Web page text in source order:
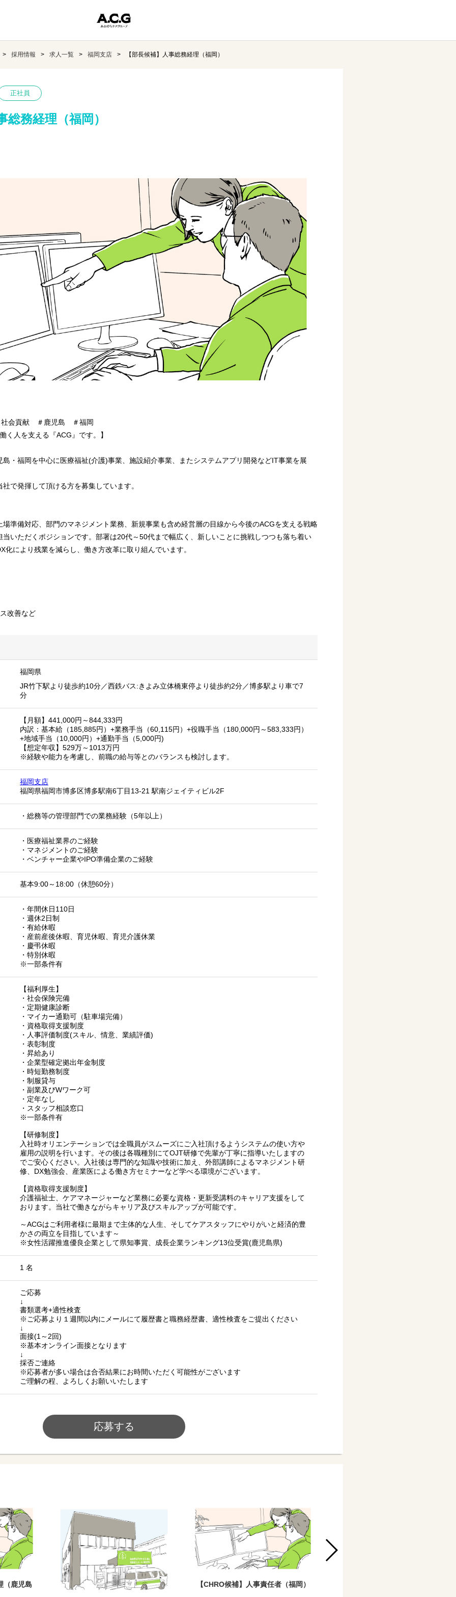
採用情報 求人一覧 福岡支店 【部長候補】人事総務経理（福岡）
正社員
総務経理（福岡）
会貢献 ＃鹿児島 ＃福岡
く人を支える『ACG』です。】
・福岡を中心に医療福祉(介護)事業、施設紹介事業、またシステムアプリ開発などIT事業を展
で発揮して頂ける方を募集しています。
準備対応、部門のマネジメント業務、新規事業も含め経営層の目線から今後のACGを支える戦略
いただくポジションです。部署は20代～50代まで幅広く、新しいことに挑戦しつつも落ち着い
化により残業を減らし、働き方改革に取り組んでいます。
改善など
福岡県
JR竹下駅より徒歩約10分／西鉄バス:きよみ立体橋東停より徒歩約2分／博多駅より車で7
分
【月額】441,000円～844,333円
内訳：基本給（185,885円）+業務手当（60,115円）+役職手当（180,000円～583,333円）
+地域手当（10,000円）+通勤手当（5,000円)
【想定年収】529万～1013万円
※経験や能力を考慮し、前職の給与等とのバランスも検討します。
福岡支店
福岡県福岡市博多区博多駅南6丁目13-21 駅南ジェイティビル2F
・総務等の管理部門での業務経験（5年以上）
・医療福祉業界のご経験
・マネジメントのご経験
・ベンチャー企業やIPO準備企業のご経験
基本9:00～18:00（休憩60分）
・年間休日110日
・週休2日制
・有給休暇
・産前産後休暇、育児休暇、育児介護休業
・慶弔休暇
・特別休暇
※一部条件有
【福利厚生】
・社会保険完備
・定期健康診断
・マイカー通勤可（駐車場完備）
・資格取得支援制度
・人事評価制度(スキル、情意、業績評価)
・表彰制度
・昇給あり
・企業型確定拠出年金制度
・時短勤務制度
・制服貸与
・副業及びWワーク可
・定年なし
・スタッフ相談窓口
※一部条件有
【研修制度】
入社時オリエンテーションでは全職員がスムーズにご入社頂けるようシステムの使い方や
雇用の説明を行います。その後は各職種別にてOJT研修で先輩が丁寧に指導いたしますの
でご安心ください。入社後は専門的な知識や技術に加え、外部講師によるマネジメント研
修、DX勉強会、産業医による働き方セミナーなど学べる環境がございます。
【資格取得支援制度】
介護福祉士、ケアマネージャーなど業務に必要な資格・更新受講料のキャリア支援をして
おります。当社で働きながらキャリア及びスキルアップが可能です。
～ACGはご利用者様に最期まで主体的な人生、そしてケアスタッフにやりがいと経済的豊
かさの両立を目指しています～
※女性活躍推進優良企業として県知事賞、成長企業ランキング13位受賞(鹿児島県)
1 名
ご応募
↓
書類選考+適性検査
※ご応募より１週間以内にメールにて履歴書と職務経歴書、適性検査をご提出ください
↓
面接(1～2回)
※基本オンライン面接となります
↓
採否ご連絡
※応募者が多い場合は合否結果にお時間いただく可能性がございます
ご理解の程、よろしくお願いいたします
応募する
（鹿児島 【CHRO候補】人事責任者（福岡）